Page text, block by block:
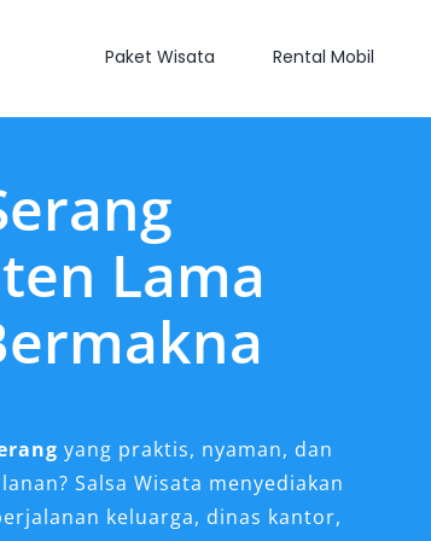
Paket Wisata Rental Mobil
Lama
yang praktis, nyaman, dan
Salsa Wisata menyediakan
keluarga, dinas kantor,